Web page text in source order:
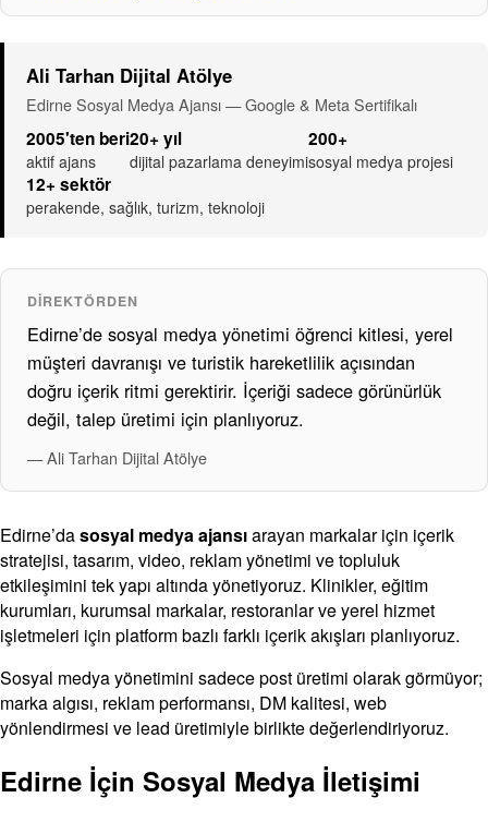
Ali Tarhan Dijital Atölye
Edirne Sosyal Medya Ajansı — Google & Meta Sertifikalı
2005'ten beri
aktif ajans
20+ yıl
dijital pazarlama deneyimi
200+
sosyal medya projesi
12+ sektör
perakende, sağlık, turizm, teknoloji
DIREKTÖRDEN
Edirne’de sosyal medya yönetimi öğrenci kitlesi, yerel
müşteri davranışı ve turistik hareketlilik açısından
doğru içerik ritmi gerektirir. İçeriği sadece görünürlük
değil, talep üretimi için planlıyoruz.
— Ali Tarhan Dijital Atölye
Edirne’dasosyal medya ajansıarayan markalar için içerik
stratejisi, tasarım, video, reklam yönetimi ve topluluk
etkileşimini tek yapı altında yönetiyoruz. Klinikler, eğitim
kurumları, kurumsal markalar, restoranlar ve yerel hizmet
işletmeleri için platform bazlı farklı içerik akışları planlıyoruz.
Sosyal medya yönetimini sadece post üretimi olarak görmüyor;
marka algısı, reklam performansı, DM kalitesi, web
yönlendirmesi ve lead üretimiyle birlikte değerlendiriyoruz.
Edirne İçin Sosyal Medya İletişimi